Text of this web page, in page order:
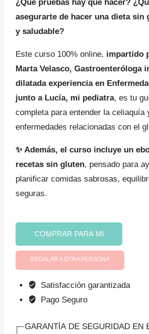
¿Qué pruebas hay que hacer?
asegurarte de hacer una dieta sin
y saludable?
Este curso 100% online, impartido
Marta Velasco, Gastroenteróloga
dilatada experiencia en
junto a Lucía, mi pediatra, es tu
completa para entender la celiaquía
enfermedades relacionadas con el
✨ Además, el curso incluye un
recetas sin gluten, pensado para
planificar comidas sabrosas,
seguras.
Celiaquía
otras
enfermedades
relacionadas
con
gluten
COMPRAR PARA MI
REGALAR A OTRA PERSONA
Satisfacción garantizada
Pago Seguro
GARANTÍA DE SEGURIDAD EN